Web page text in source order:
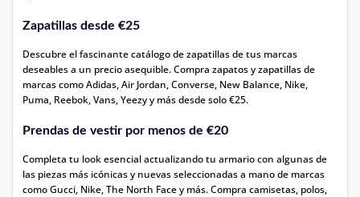
Zapatillas desde €25
Descubre el fascinante catálogo de zapatillas de tus marcas
deseables a un precio asequible. Compra zapatos y zapatillas de
marcas como Adidas, Air Jordan, Converse, New Balance, Nike,
Puma, Reebok, Vans, Yeezy y más desde solo €25.
Prendas de vestir por menos de €20
Completa tu look esencial actualizando tu armario con algunas de
las piezas más icónicas y nuevas seleccionadas a mano de marcas
como Gucci, Nike, The North Face y más. Compra camisetas, polos,